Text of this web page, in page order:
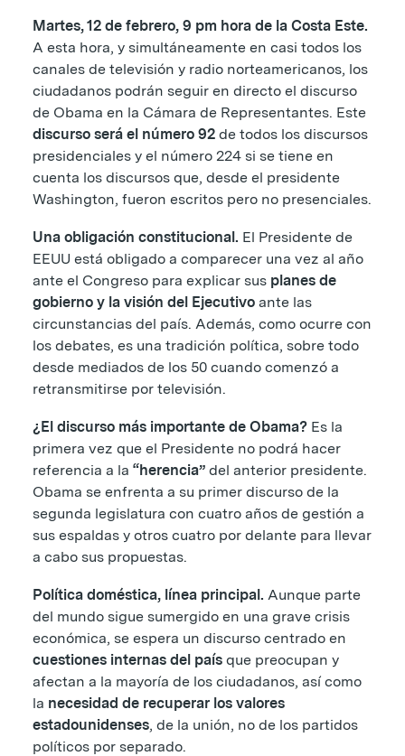
Martes, 12 de febrero, 9 pm hora de la Costa Este.
A esta hora, y simultáneamente en casi todos los
canales de televisión y radio norteamericanos, los
ciudadanos podrán seguir en directo el discurso
de Obama en la Cámara de Representantes. Este
discurso será el número 92 de todos los discursos
presidenciales y el número 224 si se tiene en
cuenta los discursos que, desde el presidente
Washington, fueron escritos pero no presenciales.
Una obligación constitucional. El Presidente de
EEUU está obligado a comparecer una vez al año
ante el Congreso para explicar sus planes de
gobierno y la visión del Ejecutivo ante las
circunstancias del país. Además, como ocurre con
los debates, es una tradición política, sobre todo
desde mediados de los 50 cuando comenzó a
retransmitirse por televisión.
¿El discurso más importante de Obama? Es la
primera vez que el Presidente no podrá hacer
referencia a la “herencia” del anterior presidente.
Obama se enfrenta a su primer discurso de la
segunda legislatura con cuatro años de gestión a
sus espaldas y otros cuatro por delante para llevar
a cabo sus propuestas.
Política doméstica, línea principal. Aunque parte
del mundo sigue sumergido en una grave crisis
económica, se espera un discurso centrado en
cuestiones internas del país que preocupan y
afectan a la mayoría de los ciudadanos, así como
la necesidad de recuperar los valores
estadounidenses, de la unión, no de los partidos
políticos por separado.